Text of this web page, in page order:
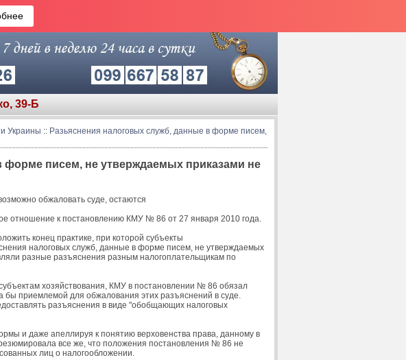
39-Б
Украины :: Разьяснения налоговых служб, данные в форме писем,
форме писем, не утверждаемых приказами не
обжаловать суде, остаются
отношение к постановлению КМУ № 86 от 27 января 2010 года.
конец практике, при которой субъекты
налоговых служб, данные в форме писем, не утверждаемых
разные разъяснения разным налогоплательщикам по
хозяйствования, КМУ в постановлении № 86 обязал
приемлемой для обжалования этих разъяснений в суде.
разъяснения в виде "обобщающих налоговых
и даже апеллируя к понятию верховенства права, данному в
все же, что положения постановления № 86 не
лиц о налогообложении.